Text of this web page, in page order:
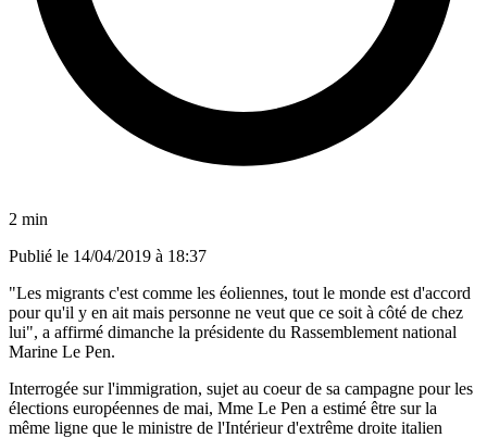
2 min
Publié le 14/04/2019 à 18:37
"Les migrants c'est comme les éoliennes, tout le monde est d'accord
pour qu'il y en ait mais personne ne veut que ce soit à côté de chez
lui", a affirmé dimanche la présidente du Rassemblement national
Marine Le Pen.
Interrogée sur l'immigration, sujet au coeur de sa campagne pour les
élections européennes de mai, Mme Le Pen a estimé être sur la
même ligne que le ministre de l'Intérieur d'extrême droite italien